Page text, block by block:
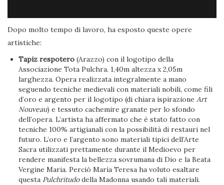
Dopo molto tempo di lavoro, ha esposto queste opere
artistiche:
Tapiz respotero (Arazzo) con il logotipo della
Associazione Tota Pulchra. 1,40m altezza x 2,05m
larghezza. Opera realizzata integralmente a mano
seguendo tecniche medievali con materiali nobili, come fili
d’oro e argento per il logotipo (di chiara ispirazioneArt
Nouveau) e tessuto cachemire granate per lo sfondo
dell’opera. L’artista ha affermato che è stato fatto con
tecniche 100% artigianali con la possibilità di restauri nel
futuro. L’oro e l’argento sono materiali tipici dell’Arte
Sacra utilizzati prettamente durante il Medioevo per
rendere manifesta la bellezza sovrumana di Dio e la Beata
Vergine Maria. Perciò María Teresa ha voluto esaltare
questa Pulchritudodella Madonna usando tali materiali.